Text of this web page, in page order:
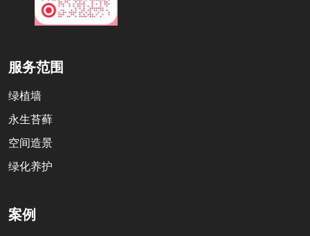
服务范围
绿植墙
永生苔藓
空间造景
绿化养护
案例